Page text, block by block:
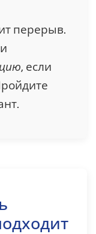
перерыв.
, если